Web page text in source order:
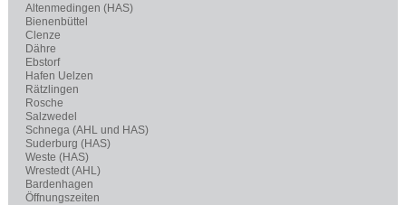
Altenmedingen (HAS)
Bienenbüttel
Clenze
Dähre
Ebstorf
Hafen Uelzen
Rätzlingen
Rosche
Salzwedel
Schnega (AHL und HAS)
Suderburg (HAS)
Weste (HAS)
Wrestedt (AHL)
Bardenhagen
Öffnungszeiten